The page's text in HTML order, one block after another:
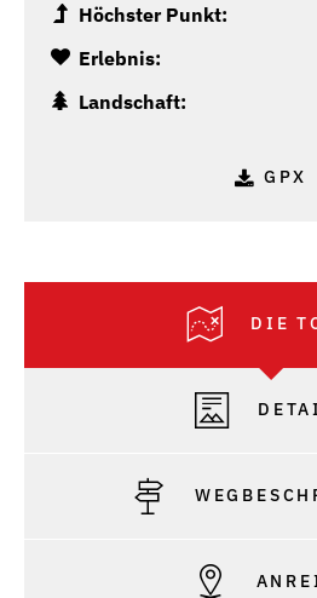
Höchster Punkt:
Erlebnis:
Landschaft:
GPX
DIE